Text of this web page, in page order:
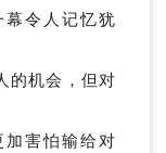
令人记忆犹
的机会，但对
害怕输给对